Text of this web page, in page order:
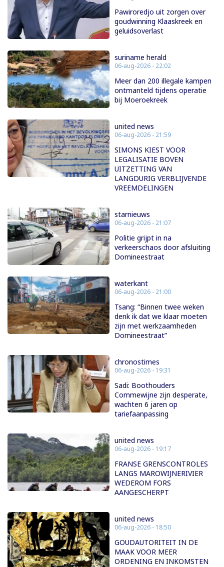
Pawiroredjo uit zorgen over
goudwinning Klaaskreek en
geluidsoverlast
suriname herald
06-aug-2026 - 22:02
Meer dan 200 illegale kampen
ontmanteld tijdens operatie
bij Moeroekreek
united news
06-aug-2026 - 21:59
SIMONS KIEST VOOR
LEGALISATIE BOVEN
UITZETTING VAN
LANGDURIG VERBLIJVENDE
VREEMDELINGEN
starnieuws
06-aug-2026 - 21:07
Politie grijpt in na
verkeerschaos door afsluiting
Domineestraat
waterkant
06-aug-2026 - 21:00
Tsang: “Binnen twee weken
denk ik dat we klaar moeten
zijn met werkzaamheden
Domineestraat”
chronostimes
06-aug-2026 - 19:31
Sadi: Boothouders
Commewijne zijn desperate,
wachten 6 jaren op
tariefaanpassing
united news
06-aug-2026 - 19:17
FRANSE GRENSCONTROLES
LANGS MAROWIJNERIVIER
WEDEROM FORS
AANGESCHERPT
united news
06-aug-2026 - 18:50
GOUDAUTORITEIT IN DE
MAAK VOOR MEER
ORDENING EN INKOMSTEN